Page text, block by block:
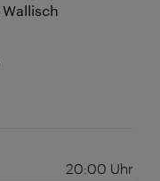
20:00 Uhr